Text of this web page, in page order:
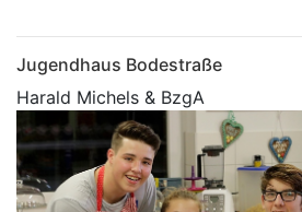
Jugendhaus Bodestraße
Harald Michels & BzgA